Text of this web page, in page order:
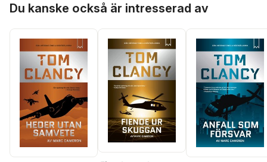
Du kanske också är intresserad av